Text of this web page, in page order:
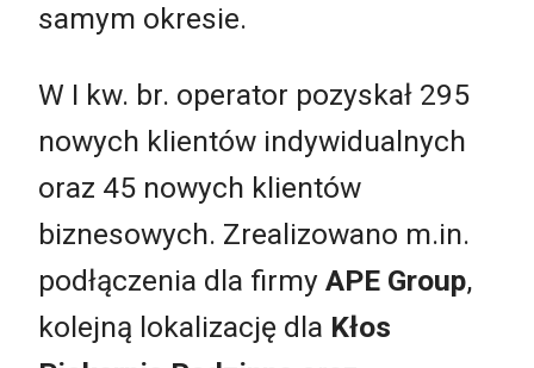
samym okresie.
W I kw. br. operator pozyskał 295
nowych klientów indywidualnych
oraz 45 nowych klientów
biznesowych. Zrealizowano m.in.
podłączenia dla firmy APE Group,
kolejną lokalizację dla Kłos